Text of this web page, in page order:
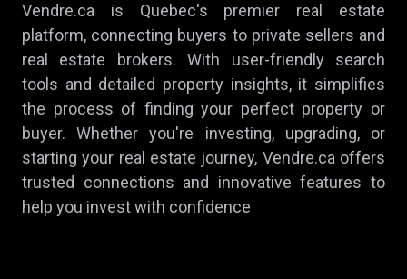
Vendre.ca is Quebec's premier real estate
platform, connecting buyers to private sellers and
real estate brokers. With user-friendly search
tools and detailed property insights, it simplifies
the process of finding your perfect property or
buyer. Whether you're investing, upgrading, or
starting your real estate journey, Vendre.ca offers
trusted connections and innovative features to
help you invest with confidence